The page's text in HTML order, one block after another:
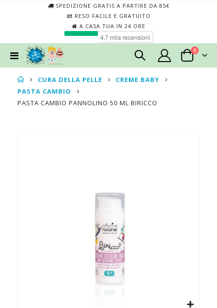
SPEDIZIONE GRATIS A PARTIRE DA 85€
RESO FACILE E GRATUITO
A CASA TUA IN 24 ORE
Toggle
Nav
Cart
0elementi
CURA DELLA PELLE
CREME BABY
PASTA CAMBIO
PASTA CAMBIO PANNOLINO 50 ML BIRICCO